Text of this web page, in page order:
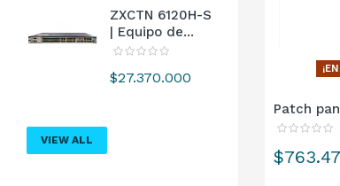
ZXCTN 6120H-S
| Equipo de...
Precio
$27.370.000
VIEW ALL
Patch
Precio